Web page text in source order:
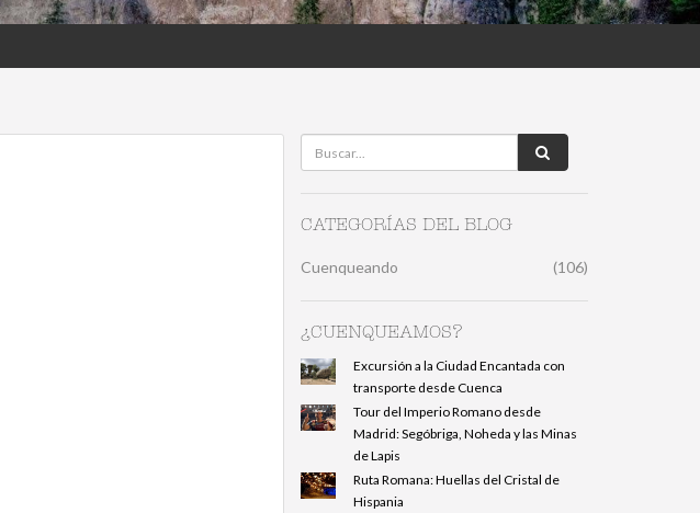
CATEGORÍAS DEL BLOG
Cuenqueando (106)
¿CUENQUEAMOS?
Excursión a la Ciudad Encantada con
transporte desde Cuenca
Tour del Imperio Romano desde
Madrid: Segóbriga, Noheda y las Minas
de Lapis
Ruta Romana: Huellas del Cristal de
Hispania